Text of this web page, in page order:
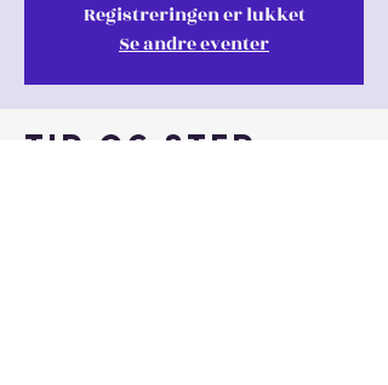
Registreringen er lukket
Se andre eventer
Tid og sted